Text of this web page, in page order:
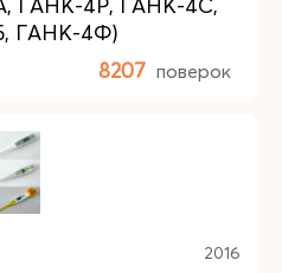
ГАНК-4Ф)
8207 поверок
2016